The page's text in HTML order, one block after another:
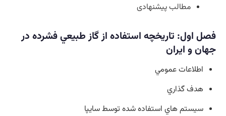
مطالب پیشنهادی
فصل اول: تاريخچه استفاده از گاز طبيعي فشرده در
جهان و ايران
اطلاعات عمومي
هدف گذاري
سيستم هاي استفاده شده توسط سايپا